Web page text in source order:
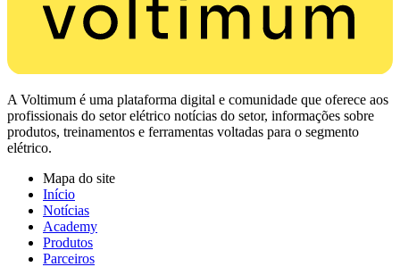
A Voltimum é uma plataforma digital e comunidade que oferece aos
profissionais do setor elétrico notícias do setor, informações sobre
produtos, treinamentos e ferramentas voltadas para o segmento
elétrico.
Mapa do site
Início
Notícias
Academy
Produtos
Parceiros